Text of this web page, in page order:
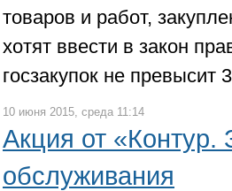
товаров и работ,
хотят ввести в закон
госзакупок не превысит
10 июня 2015, среда 11:14
Акция от «Контур.
обслуживания